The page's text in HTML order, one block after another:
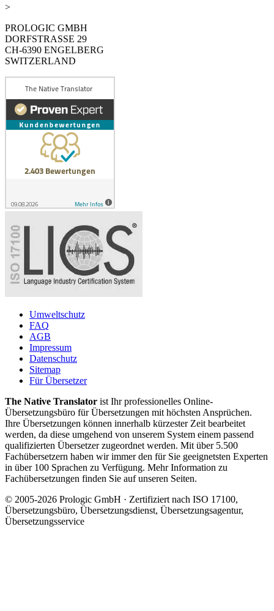
>
PROLOGIC GMBH
DORFSTRASSE 29
CH-6390 ENGELBERG
SWITZERLAND
Umweltschutz
FAQ
AGB
Impressum
Datenschutz
Sitemap
Für Übersetzer
The Native Translator ist Ihr professionelles Online-
Übersetzungsbüro für Übersetzungen mit höchsten Ansprüchen.
Ihre Übersetzungen können innerhalb kürzester Zeit bearbeitet
werden, da diese umgehend von unserem System einem passend
qualifizierten Übersetzer zugeordnet werden. Mit über 5.500
Fachübersetzern haben wir immer den für Sie geeignetsten Experten
in über 100 Sprachen zu Verfügung. Mehr Information zu
Fachübersetzungen finden Sie auf unseren Seiten.
© 2005-2026 Prologic GmbH · Zertifiziert nach ISO 17100,
Übersetzungsbüro, Übersetzungsdienst, Übersetzungsagentur,
Übersetzungsservice